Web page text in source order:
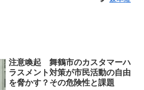
注意喚起 舞鶴市のカスタマーハ
ラスメント対策が市民活動の自由
を脅かす？その危険性と課題